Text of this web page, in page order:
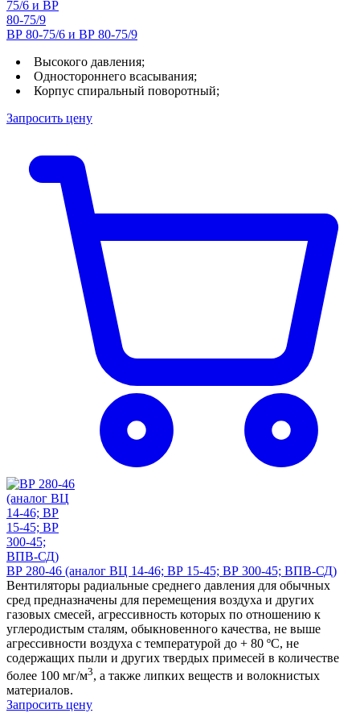
ВР 80-75/6 и ВР 80-75/9
Высокого давления;
Одностороннего всасывания;
Корпус спиральный поворотный;
Запросить цену
ВР 280-46 (аналог ВЦ 14-46; ВР 15-45; ВР 300-45; ВПВ-СД)
Вентиляторы радиальные среднего давления для обычных
сред предназначены для перемещения воздуха и других
газовых смесей, агрессивность которых по отношению к
углеродистым сталям, обыкновенного качества, не выше
агрессивности воздуха с температурой до + 80 ºС, не
содержащих пыли и других твердых примесей в количестве
более 100 мг/м3, а также липких веществ и волокнистых
материалов.
Запросить цену